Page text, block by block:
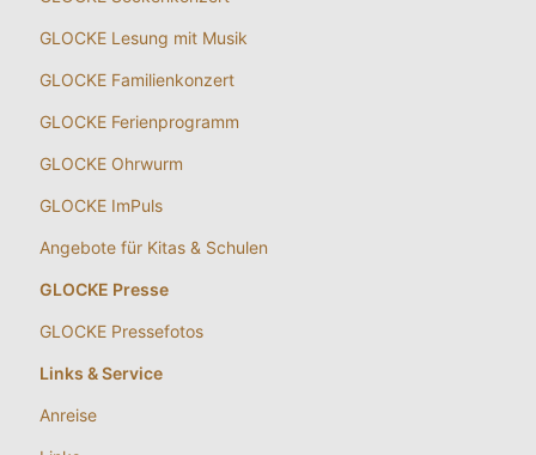
GLOCKE Lesung mit Musik
GLOCKE Familienkonzert
GLOCKE Ferienprogramm
GLOCKE Ohrwurm
GLOCKE ImPuls
Angebote für Kitas & Schulen
GLOCKE Presse
GLOCKE Pressefotos
Links & Service
Anreise